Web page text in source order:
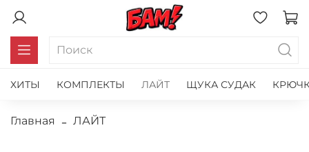
ХИТЫ КОМПЛЕКТЫ ЛАЙТ ЩУКА СУДАК
Главная ЛАЙТ